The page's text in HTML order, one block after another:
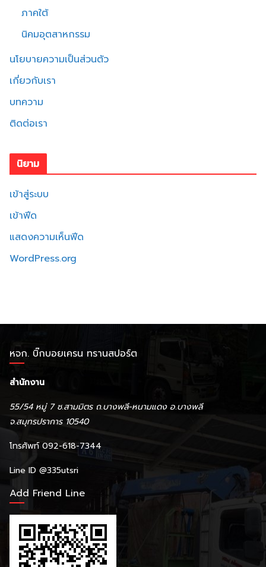
ภาคใต้
นิคมอุตสาหกรรม
นโยบายความเป็นส่วนตัว
เกี่ยวกับเรา
บทความ
ติดต่อเรา
นิยาม
เข้าสู่ระบบ
เข้าฟีด
แสดงความเห็นฟีด
WordPress.org
หจก. บิ๊กบอยเครน ทรานสปอร์ต
สำนักงาน
55/54 หมู่ 7 ซ.สามมิตร ถ.บางพลี-หนามแดง อ.บางพลี
จ.สมุทรปราการ 10540
โทรศัพท์ 092-618-7344
Line ID @335utsri
Add Friend Line